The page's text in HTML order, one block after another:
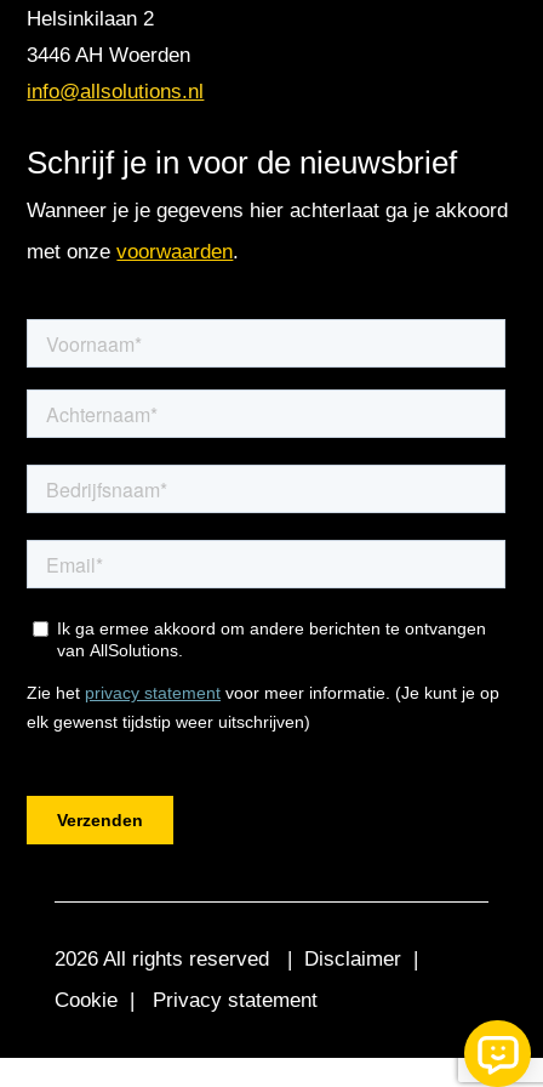
Helsinkilaan 2
3446 AH Woerden
info@allsolutions.nl
Schrijf je in voor de nieuwsbrief
Wanneer je je gegevens hier achterlaat ga je akkoord
met onzevoorwaarden.
2026 All rights reserved | Disclaimer |
Cookie | Privacy statement